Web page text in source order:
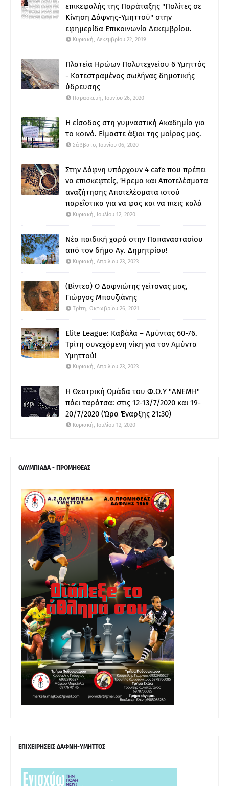
επικεφαλής της Παράταξης "Πολίτες σε
Κίνηση Δάφνης-Υμηττού" στην
εφημερίδα Επικοινωνία Δεκεμβρίου.
Κυριακή, Δεκεμβρίου 22, 2019
Πλατεία Ηρώων Πολυτεχνείου 6 Υμηττός
- Κατεστραμένος σωλήνας δημοτικής
ύδρευσης
Παρασκευή, Ιουνίου 26, 2020
Η είσοδος στη γυμναστική Ακαδημία για
το κοινό. Είμαστε άξιοι της μοίρας μας.
Σάββατο, Ιουνίου 06, 2020
Στην Δάφνη υπάρχουν 4 cafe που πρέπει
να επισκεφτείς, Ήρεμα και Αποτελέσματα
αναζήτησης Αποτελέσματα ιστού
παρεΐστικα για να φας και να πιεις καλά
Κυριακή, Ιουλίου 12, 2020
Νέα παιδική χαρά στην Παπαναστασίου
από τον δήμο Αγ. Δημητρίου!
Κυριακή, Απριλίου 23, 2023
(Βίντεο) Ο Δαφνιώτης γείτονας μας,
Γιώργος Μπουζιάνης
Τρίτη, Οκτωβρίου 26, 2021
Elite League: Καβάλα – Αμύντας 60-76.
Τρίτη συνεχόμενη νίκη για τον Αμύντα
Υμηττού!
Κυριακή, Απριλίου 23, 2023
Η Θεατρική Ομάδα του Φ.Ο.Υ "ΑΝΕΜΗ"
πάει ταράτσα: στις 12-13/7/2020 και 19-
20/7/2020 (Ώρα Έναρξης 21:30)
Κυριακή, Ιουλίου 12, 2020
ΟΛΥΜΠΙΑΔΑ - ΠΡΟΜΗΘΕΑΣ
ΕΠΙΧΕΙΡΗΣΕΙΣ ΔΑΦΝΗ-ΥΜΗΤΤΟΣ